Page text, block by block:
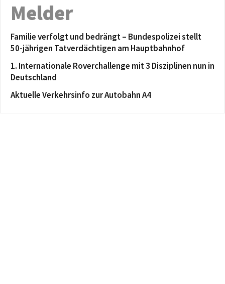
Melder
Familie verfolgt und bedrängt – Bundespolizei stellt
50-jährigen Tatverdächtigen am Hauptbahnhof
1. Internationale Roverchallenge mit 3 Disziplinen nun in
Deutschland
Aktuelle Verkehrsinfo zur Autobahn A4